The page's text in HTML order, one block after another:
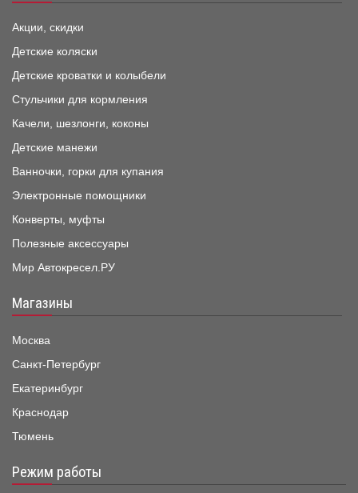
Акции, скидки
Детские коляски
Детские кроватки и колыбели
Стульчики для кормления
Качели, шезлонги, коконы
Детские манежи
Ванночки, горки для купания
Электронные помощники
Конверты, муфты
Полезные аксессуары
Мир Автокресел.РУ
Магазины
Москва
Санкт-Петербург
Екатеринбург
Краснодар
Тюмень
Режим работы